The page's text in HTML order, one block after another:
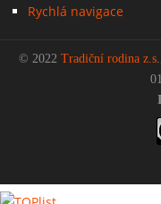
Rychlá navigace
© 2022 Tradiční rodina z.s